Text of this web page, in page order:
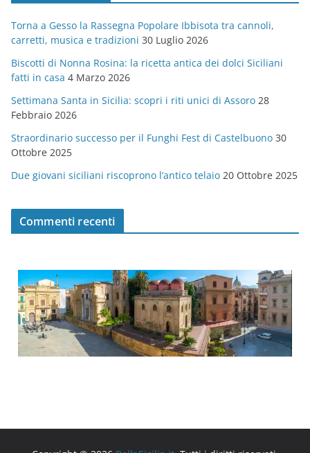
o
r
i
e
Torna a Gesso la Rassegna Popolare Ibbisota tra cannoli,
carretti, musica e tradizioni 30 Luglio 2026
Biscotti di Nonna Rosina: la ricetta antica dei dolci Siciliani
fatti in casa 4 Marzo 2026
Settimana Santa in Sicilia: scopri i riti unici di Assoro 28
Febbraio 2026
Straordinario successo per il Funghi Fest di Castelbuono 30
Ottobre 2025
Due giovani siciliani riscoprono l’antico telaio 20 Ottobre 2025
Commenti recenti